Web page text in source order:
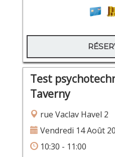
Test
Taverny
rue Vaclav Havel 2
Vendredi 14 Août
10:30 - 11:00